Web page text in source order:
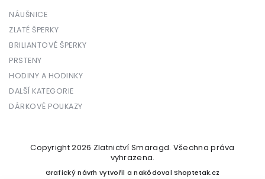
NÁUŠNICE
ZLATÉ ŠPERKY
BRILIANTOVÉ ŠPERKY
PRSTENY
HODINY A HODINKY
DALŠÍ KATEGORIE
DÁRKOVÉ POUKAZY
Copyright 2026 Zlatnictví Smaragd. Všechna práva
vyhrazena.
Grafický návrh vytvořil a nakódovalShoptetak.cz